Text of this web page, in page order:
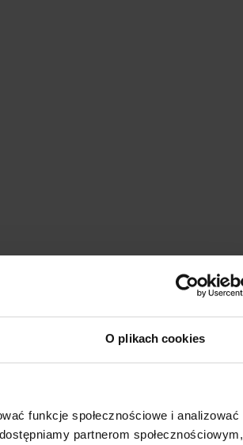
O plikach cookies
funkcje społecznościowe i analizować
partnerom społecznościowym,